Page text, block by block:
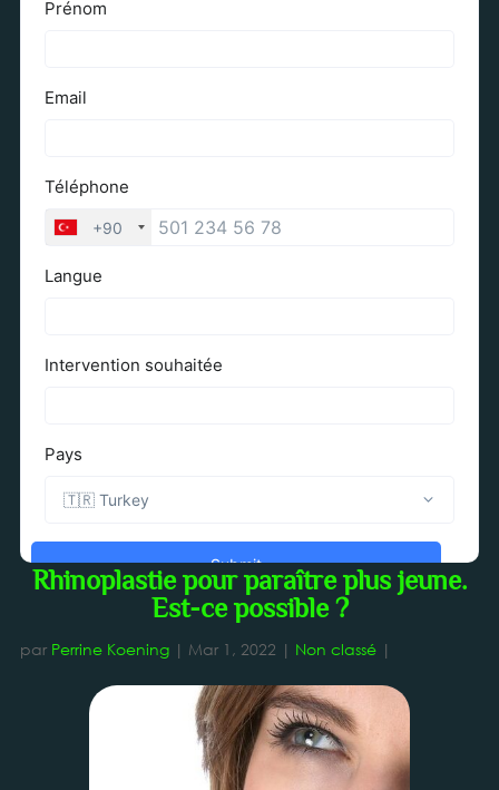
Rhinoplastie pour paraître plus jeune.
Est-ce possible ?
par Perrine Koening| Mar 1, 2022 | Non classé|